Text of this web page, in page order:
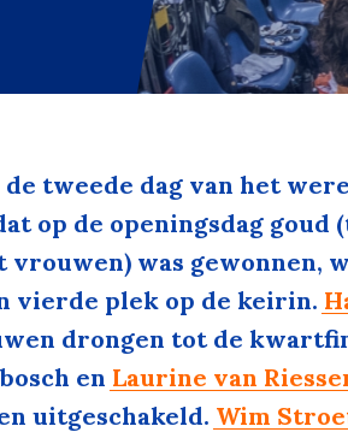
tweede dag van het
op de openingsdag
was gewonnen,
vierde plek op de keirin.
drongen tot de
en Laurine van
uitgeschakeld. Wim